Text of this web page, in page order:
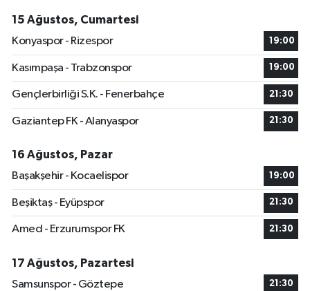
15 Ağustos, Cumartesi
Konyaspor - Rizespor
19:00
Kasımpaşa - Trabzonspor 19:00
Gençlerbirliği S.K. - Fenerbahçe 21:30
Gaziantep FK - Alanyaspor 21:30
16 Ağustos, Pazar
Başakşehir - Kocaelispor
19:00
Beşiktaş - Eyüpspor 21:30
Amed - Erzurumspor FK 21:30
17 Ağustos, Pazartesi
Samsunspor - Göztepe
21:30